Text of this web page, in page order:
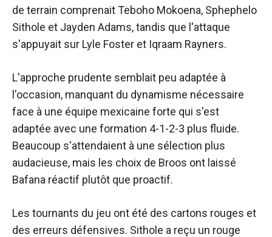
de terrain comprenait Teboho Mokoena, Sphephelo
Sithole et Jayden Adams, tandis que l'attaque
s'appuyait sur Lyle Foster et Iqraam Rayners.
L'approche prudente semblait peu adaptée à
l'occasion, manquant du dynamisme nécessaire
face à une équipe mexicaine forte qui s'est
adaptée avec une formation 4-1-2-3 plus fluide.
Beaucoup s'attendaient à une sélection plus
audacieuse, mais les choix de Broos ont laissé
Bafana réactif plutôt que proactif.
Les tournants du jeu ont été des cartons rouges et
des erreurs défensives. Sithole a reçu un rouge